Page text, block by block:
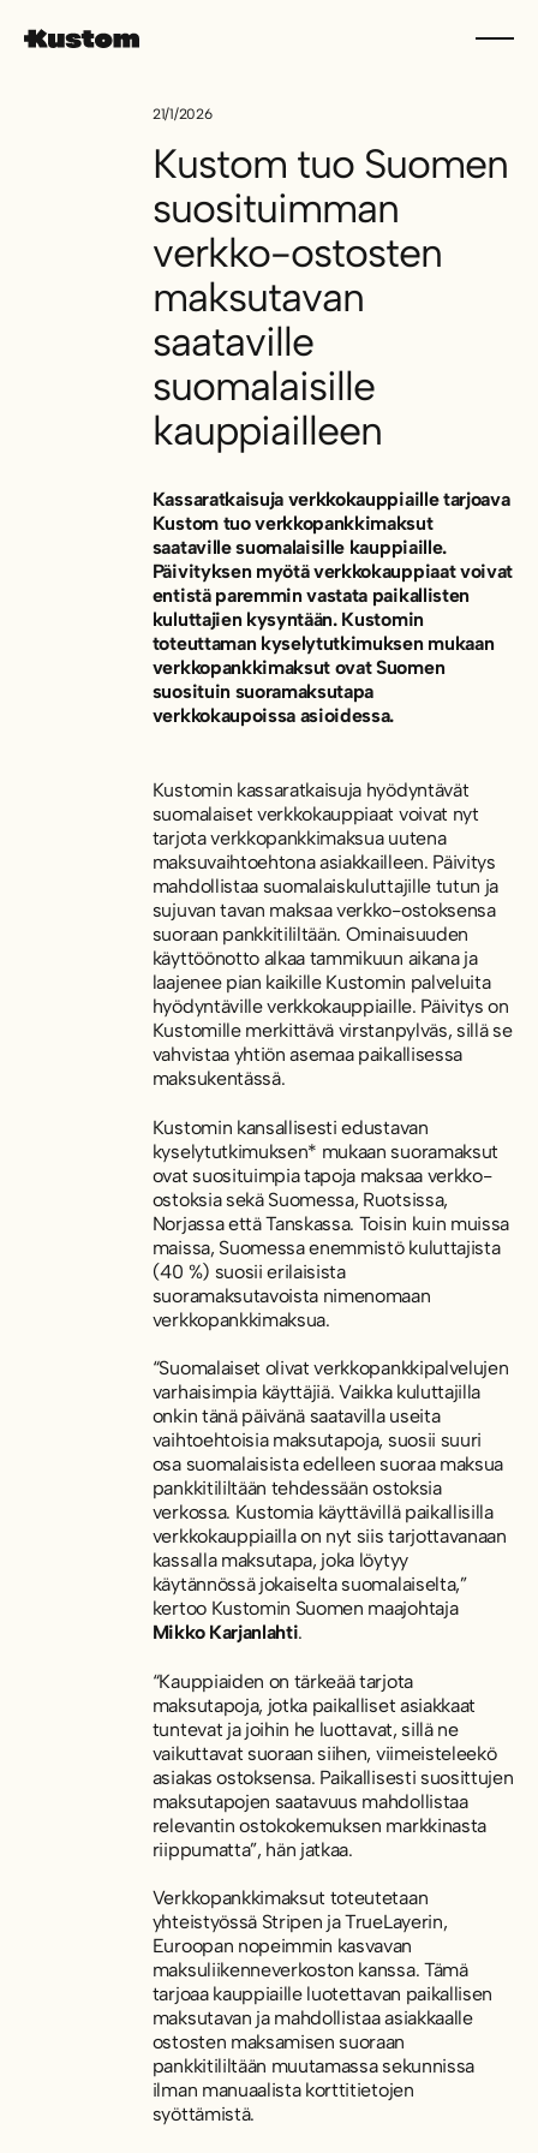
21/1/2026
Kustom tuo Suomen
suosituimman
verkko-ostosten
maksutavan
saataville
suomalaisille
kauppiailleen
Kassaratkaisuja verkkokauppiaille tarjoava
Kustom tuo verkkopankkimaksut
saataville suomalaisille kauppiaille.
Päivityksen myötä verkkokauppiaat voivat
entistä paremmin vastata paikallisten
kuluttajien kysyntään. Kustomin
toteuttaman kyselytutkimuksen mukaan
verkkopankkimaksut ovat Suomen
suosituin suoramaksutapa
verkkokaupoissa asioidessa.
Kustomin kassaratkaisuja hyödyntävät
suomalaiset verkkokauppiaat voivat nyt
tarjota verkkopankkimaksua uutena
maksuvaihtoehtona asiakkailleen. Päivitys
mahdollistaa suomalaiskuluttajille tutun ja
sujuvan tavan maksaa verkko-ostoksensa
suoraan pankkitililtään. Ominaisuuden
käyttöönotto alkaa tammikuun aikana ja
laajenee pian kaikille Kustomin palveluita
hyödyntäville verkkokauppiaille. Päivitys on
Kustomille merkittävä virstanpylväs, sillä se
vahvistaa yhtiön asemaa paikallisessa
maksukentässä.
Kustomin kansallisesti edustavan
kyselytutkimuksen* mukaan suoramaksut
ovat suosituimpia tapoja maksaa verkko-
ostoksia sekä Suomessa, Ruotsissa,
Norjassa että Tanskassa. Toisin kuin muissa
maissa, Suomessa enemmistö kuluttajista
(40 %) suosii erilaisista
suoramaksutavoista nimenomaan
verkkopankkimaksua.
“Suomalaiset olivat verkkopankkipalvelujen
varhaisimpia käyttäjiä. Vaikka kuluttajilla
onkin tänä päivänä saatavilla useita
vaihtoehtoisia maksutapoja, suosii suuri
osa suomalaisista edelleen suoraa maksua
pankkitililtään tehdessään ostoksia
verkossa. Kustomia käyttävillä paikallisilla
verkkokauppiailla on nyt siis tarjottavanaan
kassalla maksutapa, joka löytyy
käytännössä jokaiselta suomalaiselta,”
kertoo Kustomin Suomen maajohtaja
Mikko Karjanlahti.
“Kauppiaiden on tärkeää tarjota
maksutapoja, jotka paikalliset asiakkaat
tuntevat ja joihin he luottavat, sillä ne
vaikuttavat suoraan siihen, viimeisteleekö
asiakas ostoksensa. Paikallisesti suosittujen
maksutapojen saatavuus mahdollistaa
relevantin ostokokemuksen markkinasta
riippumatta”, hän jatkaa.
Verkkopankkimaksut toteutetaan
yhteistyössä Stripen ja TrueLayerin,
Euroopan nopeimmin kasvavan
maksuliikenneverkoston kanssa. Tämä
tarjoaa kauppiaille luotettavan paikallisen
maksutavan ja mahdollistaa asiakkaalle
ostosten maksamisen suoraan
pankkitililtään muutamassa sekunnissa
ilman manuaalista korttitietojen
syöttämistä.